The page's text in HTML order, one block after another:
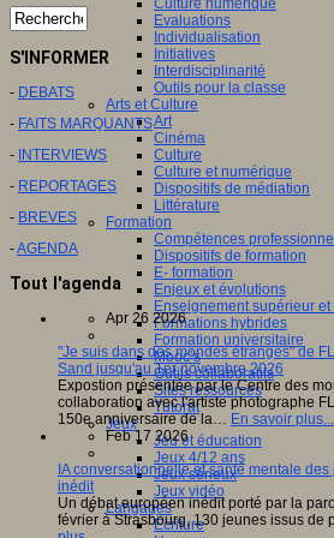
Culture numérique
Evaluations
Individualisation
Initiatives
Interdisciplinarité
Outils pour la classe
Arts et Culture
Art
Cinéma
Culture
Culture et numérique
Dispositifs de médiation
Littérature
Formation
Compétences
Dispositifs de formation
E- formation
Enjeux et évolutions
Enseignement supérieur
Formations hybrides
Formation universitaire
Mooc’s
Outils collaboratifs
Sites ressources
Tutorat
Jeux
Jeu et éducation
Jeux 4/12 ans
Jeux sérieux
Jeux vidéo
Langages
Ecriture
S'INFORMER
- DEBATS
- FAITS MARQUANTS
- INTERVIEWS
- REPORTAGES
- BREVES
-AGENDA
Tout l'agenda
Apr 26 2026
"Je suis dans des mondes étranges" de
Sand jusqu'au 1er novembre 2026
Expostion présentée par le Centre des
collaboration avec l'artiste photographe
150e anniversaire de la… En savoir plus...
Feb 17 2026
IA conversationnelle et santé mentale
inédit
Un débat européen inédit porté par la
février à Strasbourg, 130 jeunes issus de